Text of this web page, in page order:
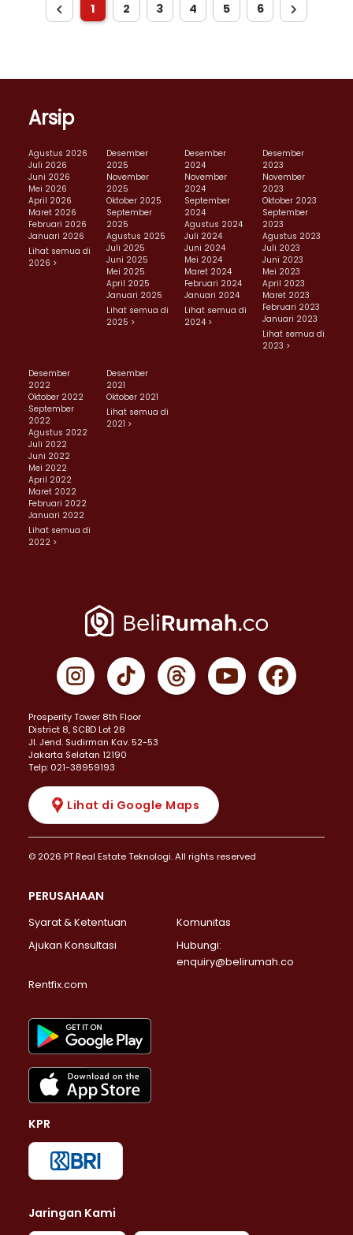
1 2 3 4 5 6
Arsip
Agustus 2026
Juli 2026
Juni 2026
Mei 2026
April 2026
Maret 2026
Februari 2026
Januari 2026
Lihat semua di
2026 >
Desember
2025
November
2025
Oktober 2025
September
2025
Agustus 2025
Juli 2025
Juni 2025
Mei 2025
April 2025
Januari 2025
Lihat semua di
2025 >
Desember
2024
November
2024
September
2024
Agustus 2024
Juli 2024
Juni 2024
Mei 2024
Maret 2024
Februari 2024
Januari 2024
Lihat semua di
2024 >
Desember
2023
November
2023
Oktober 2023
September
2023
Agustus 2023
Juli 2023
Juni 2023
Mei 2023
April 2023
Maret 2023
Februari 2023
Januari 2023
Lihat semua di
2023 >
Desember
2022
Oktober 2022
September
2022
Agustus 2022
Juli 2022
Juni 2022
Mei 2022
April 2022
Maret 2022
Februari 2022
Januari 2022
Lihat semua di
2022 >
Desember
2021
Oktober 2021
Lihat semua di
2021 >
Prosperity Tower 8th Floor
District 8, SCBD Lot 28
JI. Jend. Sudirman Kav. 52-53
Jakarta Selatan 12190
Telp: 021-38959193
Lihat di Google Maps
© 2026 PT Real Estate Teknologi. All rights reserved
PERUSAHAAN
Syarat & Ketentuan
Komunitas
Ajukan Konsultasi
Hubungi:
enquiry@belirumah.co
Rentfix.com
KPR
Jaringan Kami